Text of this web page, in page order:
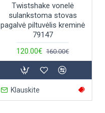
Twistshake vonelė
sulankstoma stovas
pagalvė piltuvėlis kreminė
79147
120.00€ 160.00€
Klauskite